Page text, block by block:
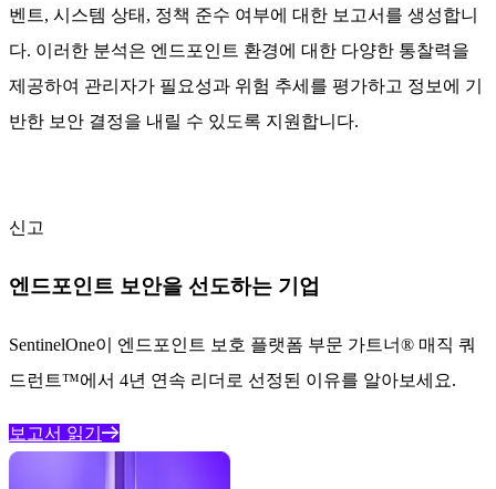
벤트, 시스템 상태, 정책 준수 여부에 대한 보고서를 생성합니
다. 이러한 분석은 엔드포인트 환경에 대한 다양한 통찰력을
제공하여 관리자가 필요성과 위험 추세를 평가하고 정보에 기
반한 보안 결정을 내릴 수 있도록 지원합니다.
신고
엔드포인트 보안을 선도하는 기업
SentinelOne이 엔드포인트 보호 플랫폼 부문 가트너® 매직 쿼
드런트™에서 4년 연속 리더로 선정된 이유를 알아보세요.
보고서 읽기